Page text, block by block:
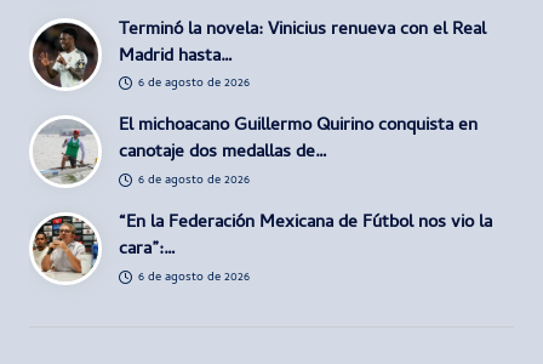
Terminó la novela: Vinicius renueva con el Real
Madrid hasta…
6 de agosto de 2026
El michoacano Guillermo Quirino conquista en
canotaje dos medallas de…
6 de agosto de 2026
“En la Federación Mexicana de Fútbol nos vio la
cara”:…
6 de agosto de 2026